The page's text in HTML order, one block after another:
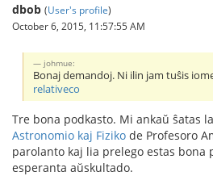
dbob (User's profile)
October 6, 2015, 11:57:55 AM
johmue:
Bonaj demandoj. Ni ilin jam tuŝis
relativeco
Tre bona podkasto. Mi ankaŭ ŝatas
Astronomio kaj Fiziko de Profesoro
parolanto kaj lia prelego estas bona
esperanta aŭskultado.